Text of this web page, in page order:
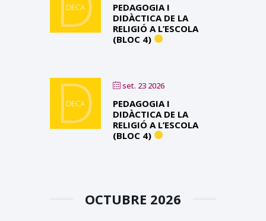
PEDAGOGIA I
DIDÀCTICA DE LA
RELIGIÓ A L’ESCOLA
(BLOC 4)
set. 23 2026
PEDAGOGIA I
DIDÀCTICA DE LA
RELIGIÓ A L’ESCOLA
(BLOC 4)
OCTUBRE 2026